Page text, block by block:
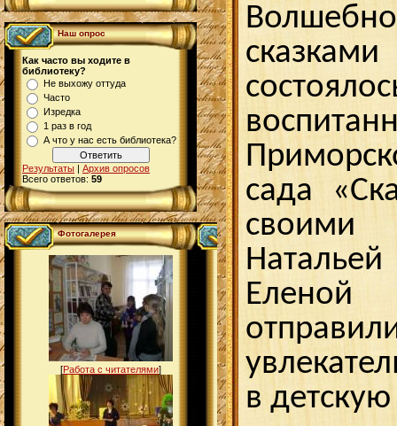
Наш опрос
Как часто вы ходите в
библиотеку?
Не выхожу оттуда
Часто
Изредка
1 раз в год
А что у нас есть библиотека?
Результаты | Архив опросов
Всего ответов: 59
Фотогалерея
[Работа с читателями]
сада
своими
в